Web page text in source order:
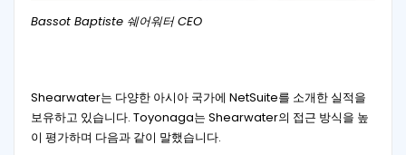
Bassot Baptiste 쉐어워터 CEO
Shearwater는 다양한 아시아 국가에 NetSuite를 소개한 실적을
보유하고 있습니다. Toyonaga는 Shearwater의 접근 방식을 높
이 평가하며 다음과 같이 말했습니다.